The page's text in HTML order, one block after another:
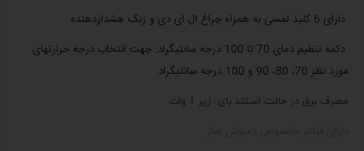
دارای 6 کلید لمسی به همراه چراغ ال ای دی و زنگ هشداردهنده
دکمه تنظیم دمای 70 تا 100 درجه سانتیگراد: جهت انتخاب درجه حرارتهای
مورد نظر 70، 80، 90 و 100 درجه سانتیگراد
مصرف برق در حالت استند بای: زیر 1 وات